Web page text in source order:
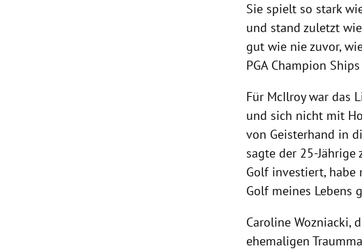
Sie spielt so stark
und stand zuletzt
gut wie nie zuvor,
PGA Champion
Für McIlroywar das
und sich nicht mit
von Geisterhand in
sagte der 25-
Golf investiert, habe
Golf meines Lebens
Caroline Wozniacki,
ehemaligen